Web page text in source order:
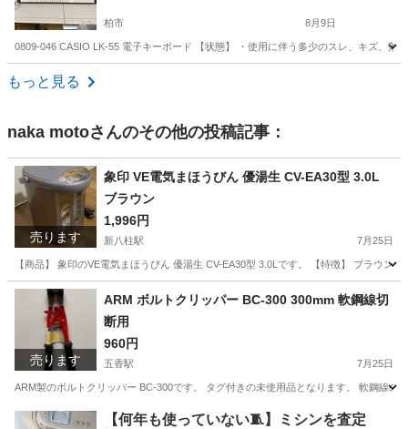
柏市 8月9日
0809-046 CASIO LK-55 電子キーボード 【状態】 ・使用に伴う多少のスレ、キズ、
千葉 柏市
もっと見る
naka motoさんのその他の投稿記事：
売ります
象印 VE電気まほうびん 優湯生 CV-EA30型 3.0L
ブラウン
1,996円
新八柱駅 7月25日
【商品】 象印のVE電気まほうびん 優湯生 CV-EA30型 3.0Lです。 【特徴】 ブラウ
千葉 松戸市 新八柱駅 キッチン家電
売ります
ARM ボルトクリッパー BC-300 300mm 軟鋼線切
断用
960円
五香駅 7月25日
ARM製のボルトクリッパー BC-300です。 タグ付きの未使用品となります。 軟鋼線
千葉 松戸市 五香駅 マリンスポーツ ボルトクリッパー
【何年も使っていない🧵】ミシンを査定